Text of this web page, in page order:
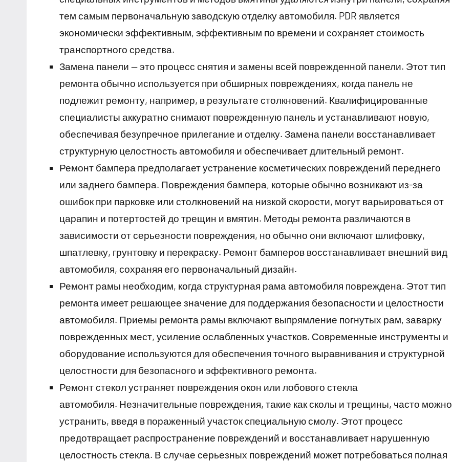
тем самым первоначальную заводскую отделку автомобиля. PDR является
экономически эффективным, эффективным по времени и сохраняет стоимость
транспортного средства.
Замена панели — это процесс снятия и замены всей поврежденной панели. Этот тип
ремонта обычно используется при обширных повреждениях, когда панель не
подлежит ремонту, например, в результате столкновений. Квалифицированные
специалисты аккуратно снимают поврежденную панель и устанавливают новую,
обеспечивая безупречное прилегание и отделку. Замена панели восстанавливает
структурную целостность автомобиля и обеспечивает длительный ремонт.
Ремонт бампера предполагает устранение косметических повреждений переднего
или заднего бампера. Повреждения бампера, которые обычно возникают из-за
ошибок при парковке или столкновений на низкой скорости, могут варьироваться от
царапин и потертостей до трещин и вмятин. Методы ремонта различаются в
зависимости от серьезности повреждения, но обычно они включают шлифовку,
шпатлевку, грунтовку и перекраску. Ремонт бамперов восстанавливает внешний вид
автомобиля, сохраняя его первоначальный дизайн.
Ремонт рамы необходим, когда структурная рама автомобиля повреждена. Этот тип
ремонта имеет решающее значение для поддержания безопасности и целостности
автомобиля. Приемы ремонта рамы включают выпрямление погнутых рам, заварку
поврежденных мест, усиление ослабленных участков. Современные инструменты и
оборудование используются для обеспечения точного выравнивания и структурной
целостности для безопасного и эффективного ремонта.
Ремонт стекол устраняет повреждения окон или лобового стекла
автомобиля. Незначительные повреждения, такие как сколы и трещины, часто можно
устранить, введя в пораженный участок специальную смолу. Этот процесс
предотвращает распространение повреждений и восстанавливает нарушенную
целостность стекла. В случае серьезных повреждений может потребоваться полная